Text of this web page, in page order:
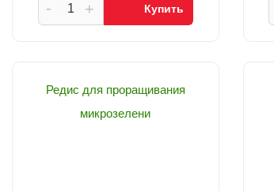
+
- Купить
Редис для проращивания
микрозелени